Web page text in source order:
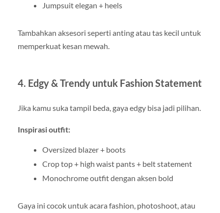
Jumpsuit elegan + heels
Tambahkan aksesori seperti anting atau tas kecil untuk
memperkuat kesan mewah.
4. Edgy & Trendy untuk Fashion Statement
Jika kamu suka tampil beda, gaya edgy bisa jadi pilihan.
Inspirasi outfit:
Oversized blazer + boots
Crop top + high waist pants + belt statement
Monochrome outfit dengan aksen bold
Gaya ini cocok untuk acara fashion, photoshoot, atau